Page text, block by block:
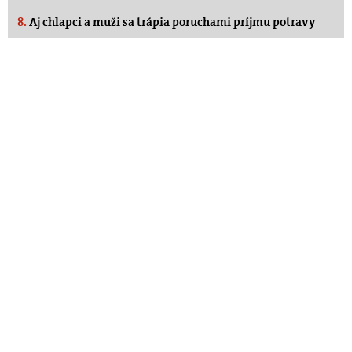
8. Aj chlapci a muži sa trápia poruchami príjmu potravy